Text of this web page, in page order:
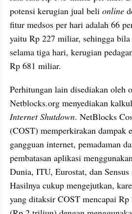
potensi kerugian jual beli online
fitur medsos per hari adalah 66
yaitu Rp 227 miliar, sehingga
selama tiga hari, kerugian
Rp 681 miliar.
Perhitungan lain disediakan oleh
Internet Shutdown. NetBlocks
(COST) memperkirakan dampak
gangguan internet, pemadaman
pembatasan aplikasi
Dunia, ITU, Eurostat, dan
Hasilnya cukup mengejutkan,
yang ditaksir COST mencapai